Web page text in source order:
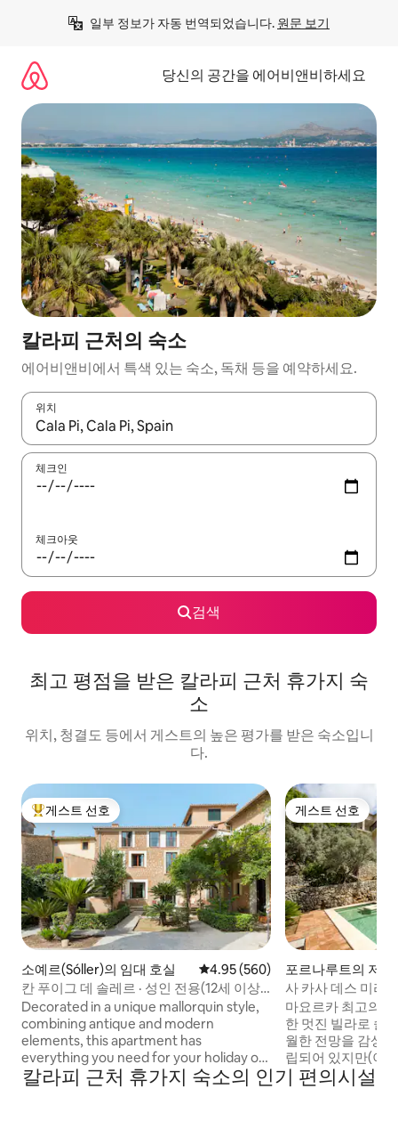
일부 정보가 자동 번역되었습니다. 원문 보기
당신의 공간을 에어비앤비하세요
칼라피 근처의 숙소
에어비앤비에서 특색 있는 숙소, 독채 등을 예약하세요.
위치
결과가 나오면 위·아래 화살표 키를 사용하거나 터치 또는 스와이
체크인
체크아웃
검색
최고 평점을 받은 칼라피 근처 휴가지 숙
소
위치, 청결도 등에서 게스트의 높은 평가를 받은 숙소입니
다.
상위 게스트 선호
게스트 선호
소예르(Sóller)의 임대 호실 평점 4.95점(5점 만점), 후기 560
4.95 (560)
칸 푸이그 데 솔레르 · 성인 전용(12세 이상),
펜트하우스...
Decorated in a unique mallorquin style,
combining antique and modern
elements, this apartment has
everything you need for your holiday on
the island. Each bedroom has its own
bathroom and the living area features a
게스트 선호
게스트 선호
포르나루트의 저택
사 카사 데스 미라
멋진 저택
마요르카 최고의
한 멋진 빌라로 솔
월한 전망을 감상
립되어 있지만(이
서 차로 단 5분 거
침실 3개, 욕실 2
칼라피 근처 휴가지 숙소의 인기 편의시설